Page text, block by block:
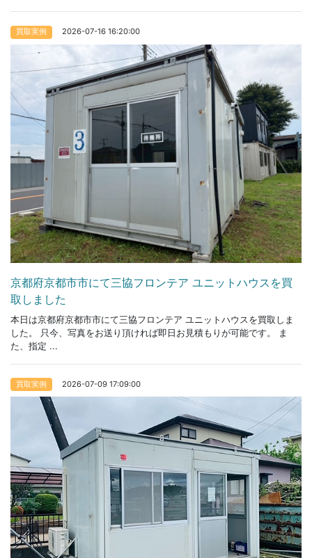
買取実例 2026-07-16 16:20:00
京都府京都市市にて三協フロンテア ユニットハウスを買
取しました
本日は京都府京都市市にて三協フロンテア ユニットハウスを買取しま
した。 只今、写真をお送り頂ければ即日お見積もりが可能です。 ま
た、指定 ...
買取実例 2026-07-09 17:09:00